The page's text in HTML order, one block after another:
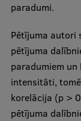
paradumi.
Pētījuma autori
pētījuma
paradumiem
intensitāti,
korelācija (p >
pētījuma